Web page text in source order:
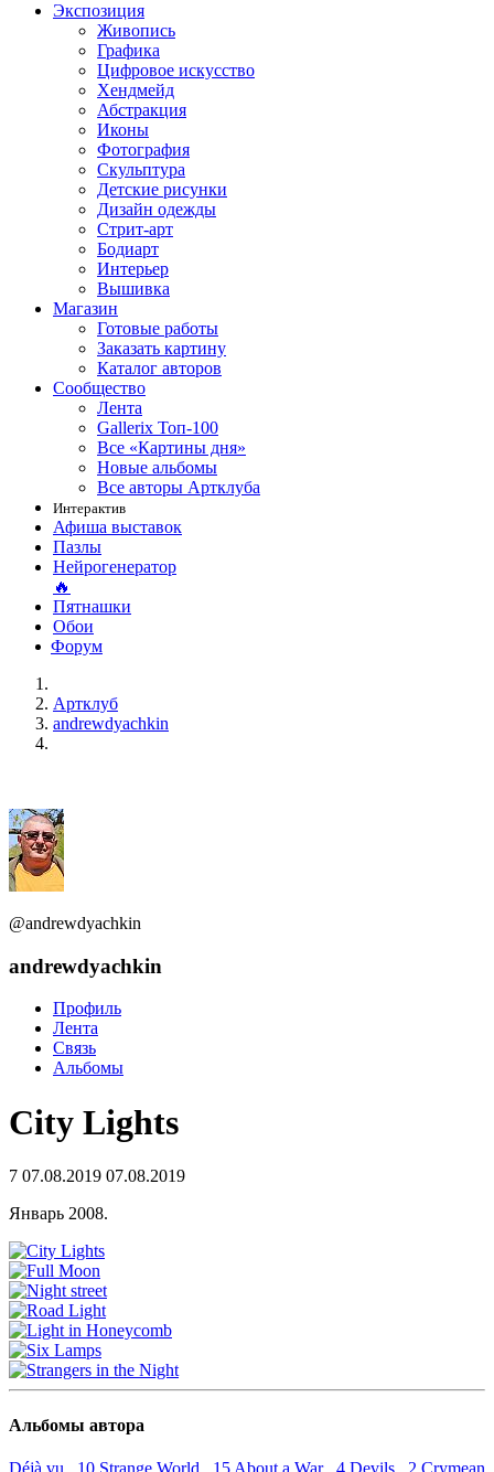
Экспозиция
Живопись
Графика
Цифровое искусство
Хендмейд
Абстракция
Иконы
Фотография
Скульптура
Детские рисунки
Дизайн одежды
Стрит-арт
Бодиарт
Интерьер
Вышивка
Магазин
Готовые работы
Заказать картину
Каталог авторов
Сообщество
Лента
Gallerix Топ-100
Все «Картины дня»
Новые альбомы
Все авторы Артклуба
Интерактив
Афиша выставок
Пазлы
Нейрогенератор
🔥
Пятнашки
Обои
Форум
Артклуб
andrewdyachkin
@andrewdyachkin
andrewdyachkin
Профиль
Лента
Связь
Альбомы
City Lights
7 07.08.2019 07.08.2019
Январь 2008.
Альбомы автора
Déjà vu 10 Strange World 15 About a War 4 Devils 2 Crymean